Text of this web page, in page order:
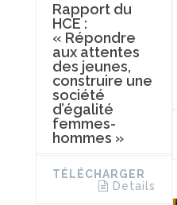
Rapport du
HCE :
« Répondre
aux attentes
des jeunes,
construire une
société
d’égalité
femmes-
hommes »
TÉLÉCHARGER
Details